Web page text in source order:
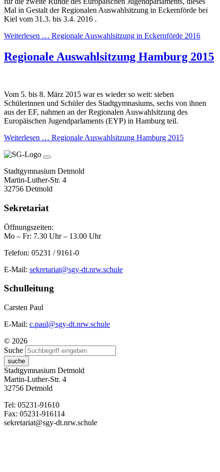
Mal in Gestalt der Regionalen Auswahlsitzung in Eckernförde bei
Kiel vom 31.3. bis 3.4. 2016 .
Weiterlesen … Regionale Auswahlsitzung in Eckernförde 2016
Regionale Auswahlsitzung Hamburg 2015
Vom 5. bis 8. März 2015 war es wieder so weit: sieben
Schülerinnen und Schüler des Stadtgymnasiums, sechs von ihnen
aus der EF, nahmen an der Regionalen Auswahlsitzung des
Europäischen Jugendparlaments (EYP) in Hamburg teil.
Weiterlesen … Regionale Auswahlsitzung Hamburg 2015
Stadtgymnasium Detmold
Martin-Luther-Str. 4
32756 Detmold
Sekretariat
Öffnungszeiten:
Mo – Fr: 7.30 Uhr – 13.00 Uhr
Telefon: 05231 / 9161-0
E-Mail: sekretariat@sgy-dt.nrw.schule
Schulleitung
Carsten Paul
E-Mail: c.paul@sgy-dt.nrw.schule
© 2026
Suche
suche
Stadtgymnasium Detmold
Martin-Luther-Str. 4
32756 Detmold
Tel: 05231-91610
Fax: 05231-916114
sekretariat@sgy-dt.nrw.schule